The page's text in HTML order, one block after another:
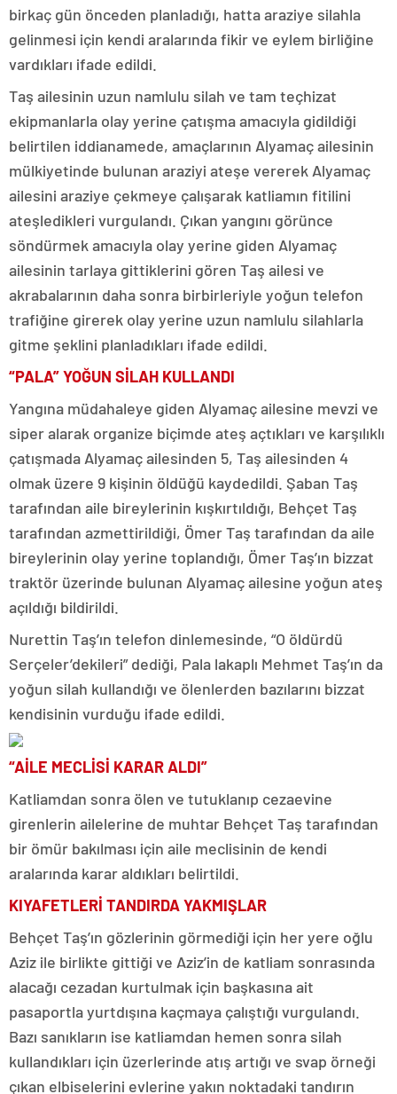
birkaç gün önceden planladığı, hatta araziye silahla
gelinmesi için kendi aralarında fikir ve eylem birliğine
vardıkları ifade edildi.
Taş ailesinin uzun namlulu silah ve tam teçhizat
ekipmanlarla olay yerine çatışma amacıyla gidildiği
belirtilen iddianamede, amaçlarının Alyamaç ailesinin
mülkiyetinde bulunan araziyi ateşe vererek Alyamaç
ailesini araziye çekmeye çalışarak katliamın fitilini
ateşledikleri vurgulandı. Çıkan yangını görünce
söndürmek amacıyla olay yerine giden Alyamaç
ailesinin tarlaya gittiklerini gören Taş ailesi ve
akrabalarının daha sonra birbirleriyle yoğun telefon
trafiğine girerek olay yerine uzun namlulu silahlarla
gitme şeklini planladıkları ifade edildi.
“PALA” YOĞUN SİLAH KULLANDI
Yangına müdahaleye giden Alyamaç ailesine mevzi ve
siper alarak organize biçimde ateş açtıkları ve karşılıklı
çatışmada Alyamaç ailesinden 5, Taş ailesinden 4
olmak üzere 9 kişinin öldüğü kaydedildi. Şaban Taş
tarafından aile bireylerinin kışkırtıldığı, Behçet Taş
tarafından azmettirildiği, Ömer Taş tarafından da aile
bireylerinin olay yerine toplandığı, Ömer Taş’ın bizzat
traktör üzerinde bulunan Alyamaç ailesine yoğun ateş
açıldığı bildirildi.
Nurettin Taş’ın telefon dinlemesinde, “O öldürdü
Serçeler’dekileri” dediği, Pala lakaplı Mehmet Taş’ın da
yoğun silah kullandığı ve ölenlerden bazılarını bizzat
kendisinin vurduğu ifade edildi.
“AİLE MECLİSİ KARAR ALDI”
Katliamdan sonra ölen ve tutuklanıp cezaevine
girenlerin ailelerine de muhtar Behçet Taş tarafından
bir ömür bakılması için aile meclisinin de kendi
aralarında karar aldıkları belirtildi.
KIYAFETLERİ TANDIRDA YAKMIŞLAR
Behçet Taş’ın gözlerinin görmediği için her yere oğlu
Aziz ile birlikte gittiği ve Aziz’in de katliam sonrasında
alacağı cezadan kurtulmak için başkasına ait
pasaportla yurtdışına kaçmaya çalıştığı vurgulandı.
Bazı sanıkların ise katliamdan hemen sonra silah
kullandıkları için üzerlerinde atış artığı ve svap örneği
çıkan elbiselerini evlerine yakın noktadaki tandırın